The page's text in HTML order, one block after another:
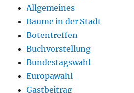
Allgemeines
Bäume in der Stadt
Botentreffen
Buchvorstellung
Bundestagswahl
Europawahl
Gastbeitrag